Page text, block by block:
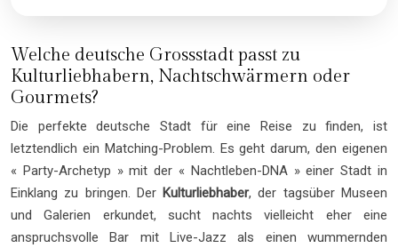
Welche deutsche Grossstadt passt zu
Kulturliebhabern, Nachtschwärmern oder
Gourmets?
Die perfekte deutsche Stadt für eine Reise zu finden, ist
letztendlich ein Matching-Problem. Es geht darum, den eigenen
« Party-Archetyp » mit der « Nachtleben-DNA » einer Stadt in
Einklang zu bringen. Der Kulturliebhaber, der tagsüber Museen
und Galerien erkundet, sucht nachts vielleicht eher eine
anspruchsvolle Bar mit Live-Jazz als einen wummernden